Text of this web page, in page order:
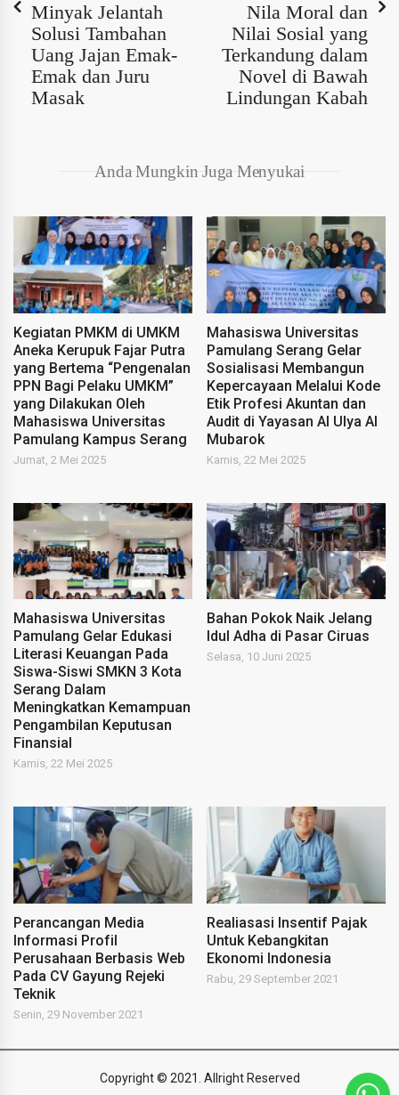
Minyak Jelantah
Solusi Tambahan
Uang Jajan Emak-
Emak dan Juru
Masak
Nila Moral dan
Nilai Sosial yang
Terkandung dalam
Novel di Bawah
Lindungan Kabah
Anda Mungkin Juga Menyukai
Kegiatan PMKM di UMKM
Aneka Kerupuk Fajar Putra
yang Bertema “Pengenalan
PPN Bagi Pelaku UMKM”
yang Dilakukan Oleh
Mahasiswa Universitas
Pamulang Kampus Serang
Jumat, 2 Mei 2025
Mahasiswa Universitas
Pamulang Serang Gelar
Sosialisasi Membangun
Kepercayaan Melalui Kode
Etik Profesi Akuntan dan
Audit di Yayasan Al Ulya Al
Mubarok
Kamis, 22 Mei 2025
Mahasiswa Universitas
Pamulang Gelar Edukasi
Literasi Keuangan Pada
Siswa-Siswi SMKN 3 Kota
Serang Dalam
Meningkatkan Kemampuan
Pengambilan Keputusan
Finansial
Kamis, 22 Mei 2025
Bahan Pokok Naik Jelang
Idul Adha di Pasar Ciruas
Selasa, 10 Juni 2025
Perancangan Media
Informasi Profil
Perusahaan Berbasis Web
Pada CV Gayung Rejeki
Teknik
Senin, 29 November 2021
Realiasasi Insentif Pajak
Untuk Kebangkitan
Ekonomi Indonesia
Rabu, 29 September 2021
Copyright © 2021. Allright Reserved